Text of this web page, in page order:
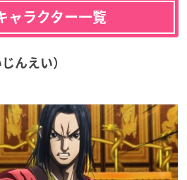
ャラクター一覧
んえい）